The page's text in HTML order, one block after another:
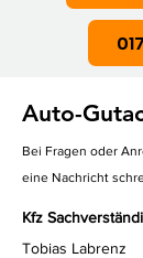
Auto-
Bei Fragen oder
eine Nachricht
Kfz
Tobias Labrenz